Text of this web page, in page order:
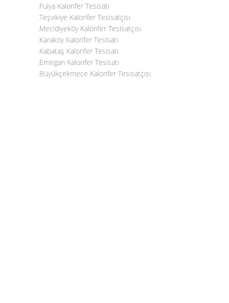
.Fulya Kalorifer Tesisatı
.Teşvikiye Kalorifer Tesisatçısı
.Mecidiyeköy Kalorifer Tesisatçısı
.Karaköy Kalorifer Tesisatı
.Kabataş Kalorifer Tesisatı
.Emirgan Kalorifer Tesisatı
.Büyükçekmece Kalorifer Tesisatçısı